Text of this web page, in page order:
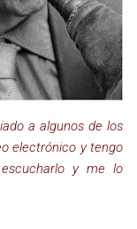
a algunos de los
electrónico y tengo
y me lo